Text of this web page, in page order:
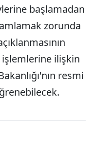
başlamadan
zorunda
işlemlerine ilişkin
resmi